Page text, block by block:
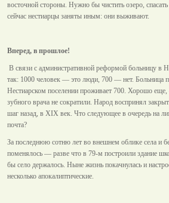
восточной стороны. Нужно бы чистить озеро,
сейчас нестиарцы заняты иным: они выживают.
Вперед, в прошлое!
В связи с административной реформой больницу в
так: 1000 человек — это люди, 700 — нет. Больница
Нестиарском поселении проживает 700. Хорошо еще,
зубного врача не сократили. Народ воспринял
шаг назад, в XIX век. Что следующее в очередь на
почта?
За последнюю сотню лет во внешнем облике села и
поменялось — разве что в 79-м построили здание
бы село держалось. Ныне жизнь покачнулась и
несколько апокалиптические.